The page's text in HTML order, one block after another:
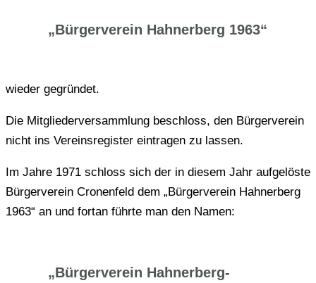
„Bür­ger­ver­ein Hah­ner­berg 1963“
wieder gegrün­det.
Die Mit­glie­der­ver­samm­lung beschloss, den Bür­ger­ver­ein
nicht ins Ver­eins­re­gis­ter ein­tra­gen zu lassen.
Im Jahre 1971 schloss sich der in diesem Jahr auf­ge­lös­te
Bür­ger­ver­ein Cro­nen­feld dem „Bür­ger­ver­ein Hah­ner­berg
1963“ an und fortan führte man den Namen:
„Bür­ger­ver­ein Hahnerberg-